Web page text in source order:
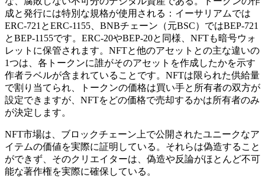
成と発行には特別な規格が使用される：イーサリアムでは
ERC-721とERC-1155、BNBチェーン（元BSC）ではBEP-721
とBEP-1155です。ERC-20やBEP-20と同様、NFTも暗号ウォ
レットに保管されます。NFTと他のアセットとの主な違いの
1つは、各トークンに誰がそのアセットを作成したかを示す
作者ラベルが含まれていることです。NFTは限られた供給量
で割り当てられ、トークンの価格は買い手と所有者の双方が
設定できますが、NFTをどの価格で売却するかは所有者のみ
が決定します。
NFT市場は、ブロックチェーン上で公開されたユニークなア
イテムの価値を実際に証明している。それらは偽造すること
ができず、そのクリエイターは、偽造や反論がほとんど不可
能な著作権を実際に確保している。